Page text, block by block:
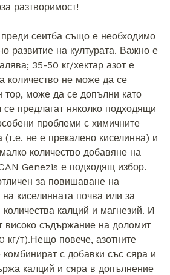
разтворимост!
сеитба също е необходимо
развитие на културата. Важно е
35-50 кг/хектар азот е
количество не може да се
тор, може да се допълни като
се предлагат няколко подходящи
проблеми с химичните
(т.е. не е прекалено киселинна) и
количество добавяне на
Genezis е подходящ избор.
за повишаване на
киселинната почва или за
калций и магнезий. И
високо съдържание на доломит
кг/т).Нещо повече, азотните
с добавки със сяра и
калций и сяра в допълнение